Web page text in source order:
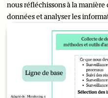
nous réfléchissons à la
données et analyser les